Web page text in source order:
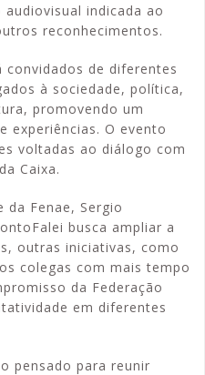
indicada ao
reconhecimentos.
convidados de diferentes
à sociedade, política,
promovendo um
experiências. O evento
voltadas ao diálogo com
Caixa.
Fenae, Sergio
busca ampliar a
outras iniciativas, como
colegas com mais tempo
da Federação
em diferentes
pensado para reunir